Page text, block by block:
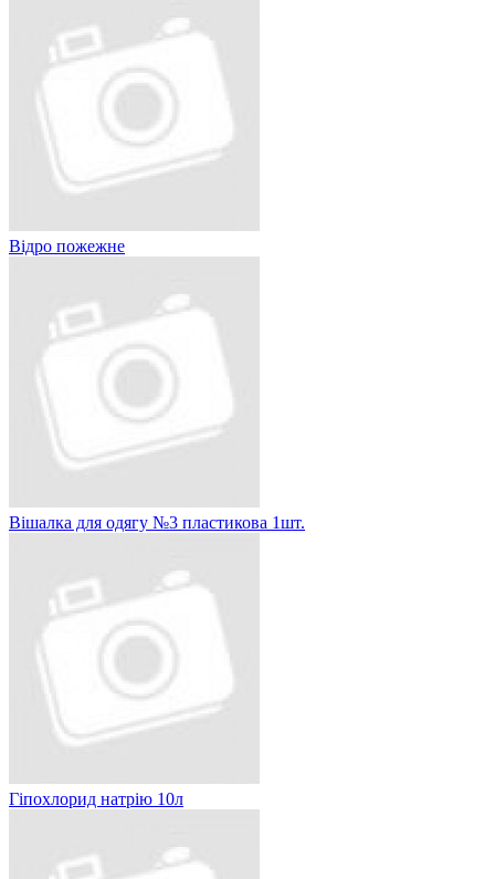
Відро пожежне
Вішалка для одягу №3 пластикова 1шт.
Гіпохлорид натрію 10л